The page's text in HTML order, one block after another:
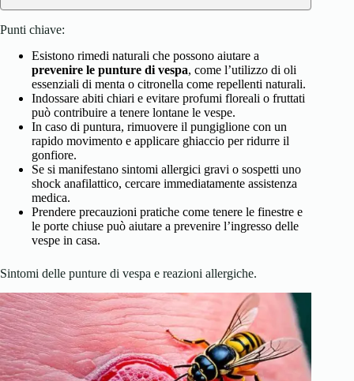
Punti chiave:
Esistono rimedi naturali che possono aiutare a
prevenire le punture di vespa, come l’utilizzo di oli
essenziali di menta o citronella come repellenti naturali.
Indossare abiti chiari e evitare profumi floreali o fruttati
può contribuire a tenere lontane le vespe.
In caso di puntura, rimuovere il pungiglione con un
rapido movimento e applicare ghiaccio per ridurre il
gonfiore.
Se si manifestano sintomi allergici gravi o sospetti uno
shock anafilattico, cercare immediatamente assistenza
medica.
Prendere precauzioni pratiche come tenere le finestre e
le porte chiuse può aiutare a prevenire l’ingresso delle
vespe in casa.
Sintomi delle punture di vespa e reazioni allergiche.